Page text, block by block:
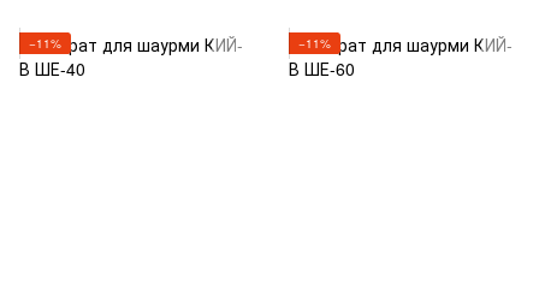
−11% −11%